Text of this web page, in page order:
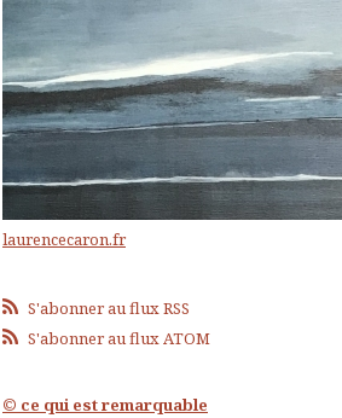
laurencecaron.fr
S'abonner au flux RSS
S'abonner au flux ATOM
© ce qui est remarquable